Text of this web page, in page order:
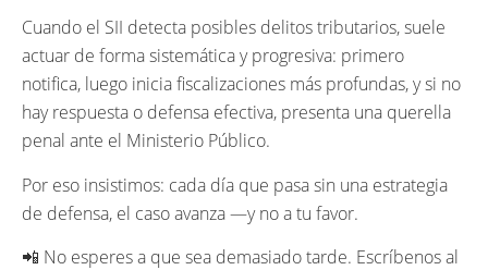
Cuando el SII detecta posibles delitos tributarios, suele
actuar de forma sistemática y progresiva: primero
notifica, luego inicia fiscalizaciones más profundas, y si no
hay respuesta o defensa efectiva, presenta una querella
penal ante el Ministerio Público.
Por eso insistimos: cada día que pasa sin una estrategia
de defensa, el caso avanza —y no a tu favor.
📲 No esperes a que sea demasiado tarde. Escríbenos al